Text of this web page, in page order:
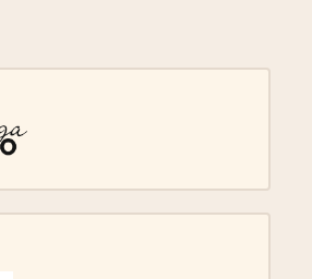
Асия Сулейманова
Отечественной войны
Азнакаевского) народного суда.
отряда радиосвязистов в зенитных
над Германией» и Орденом Отечественной